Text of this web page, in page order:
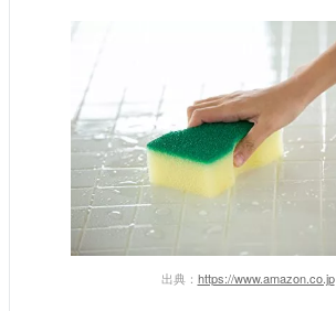
出典： https://www.amazon.co.jp